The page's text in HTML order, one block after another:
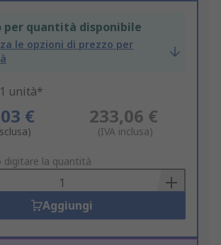
per quantità disponibile
le opzioni di prezzo per
unità*
€ 233,06 €
(IVA inclusa)
digitare la quantità
Aggiungi